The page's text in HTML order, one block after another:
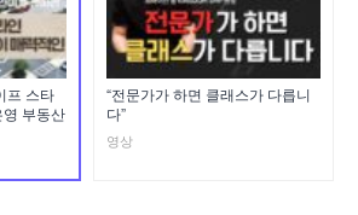
프 스타
부동산
“전문가가 하면 클래스가 다릅니
다”
영상